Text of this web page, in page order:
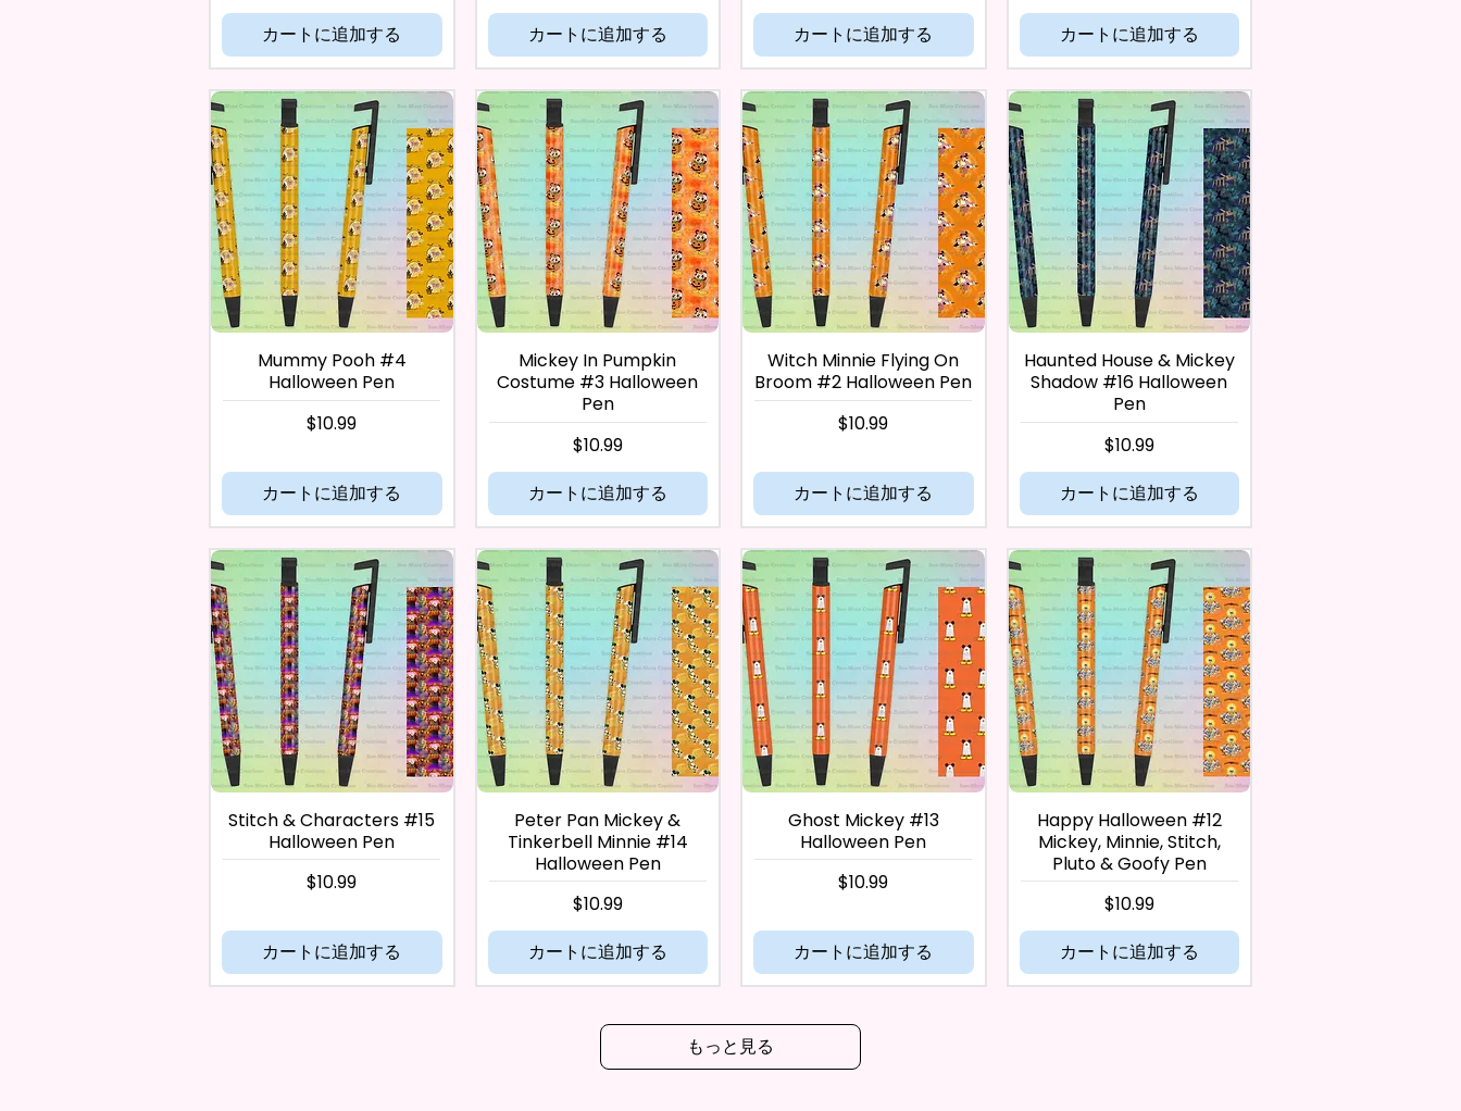
カートに追加する
カートに追加する
カートに追加する カートに追加する
Mummy Pooh #4
Halloween Pen
価格
$10.99
カートに追加する
Mickey In Pumpkin
Costume #3 Halloween
Pen
価格
$10.99
カートに追加する
Witch Minnie Flying On
Broom #2 Halloween Pen
価格
$10.99
カートに追加する
Haunted House & Mickey
Shadow #16 Halloween
Pen
価格
$10.99
カートに追加する
Stitch & Characters #15
Halloween Pen
価格
$10.99
カートに追加する
Peter Pan Mickey &
Tinkerbell Minnie #14
Halloween Pen
価格
$10.99
カートに追加する
Ghost Mickey #13
Halloween Pen
価格
$10.99
カートに追加する
Happy Halloween #12
Mickey, Minnie, Stitch,
Pluto & Goofy Pen
価格
$10.99
カートに追加する
もっと見る